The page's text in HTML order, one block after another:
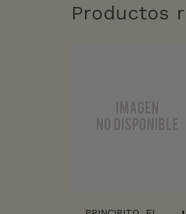
Productos